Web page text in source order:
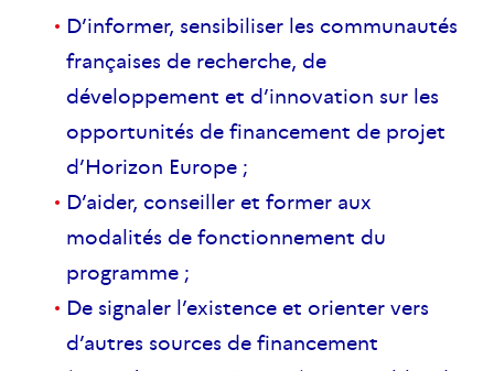
D’informer, sensibiliser les communautés
françaises de recherche, de
développement et d’innovation sur les
opportunités de financement de projet
d’Horizon Europe ;
D’aider, conseiller et former aux
modalités de fonctionnement du
programme ;
De signaler l’existence et orienter vers
d’autres sources de financement